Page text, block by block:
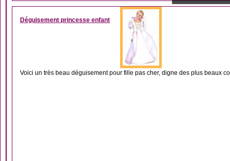
Déguisement princesse enfant
Voici un très beau déguisement pour fille pas cher, digne des plus beaux